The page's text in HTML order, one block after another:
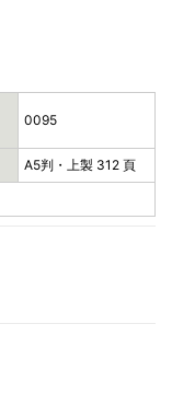
0095
A5判・上製 312 頁